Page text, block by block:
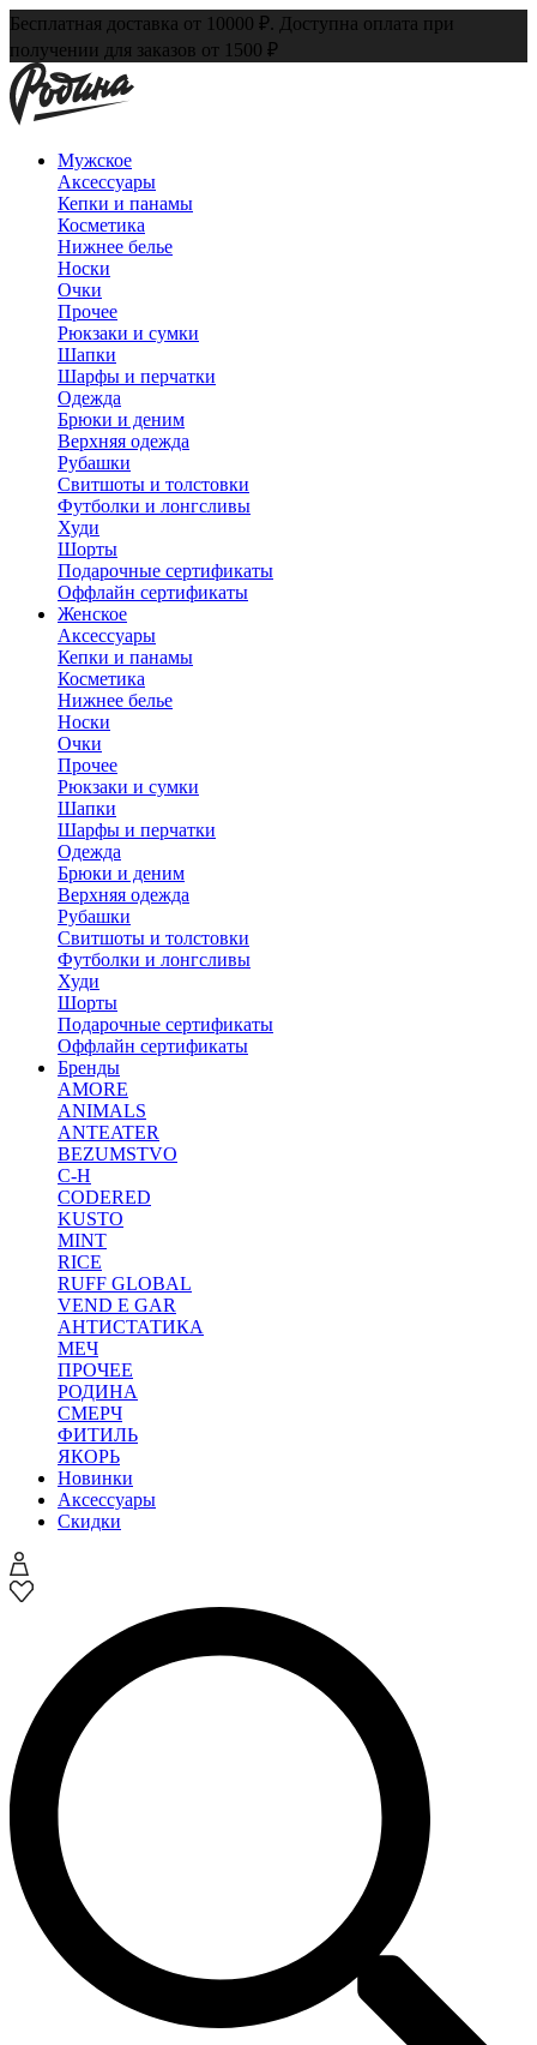
Бесплатная доставка от 10000 ₽. Доступна оплата при
получении для заказов от 1500 ₽
Мужское
Аксессуары
Кепки и панамы
Косметика
Нижнее белье
Носки
Очки
Прочее
Рюкзаки и сумки
Шапки
Шарфы и перчатки
Одежда
Брюки и деним
Верхняя одежда
Рубашки
Свитшоты и толстовки
Футболки и лонгсливы
Худи
Шорты
Подарочные сертификаты
Оффлайн сертификаты
Женское
Аксессуары
Кепки и панамы
Косметика
Нижнее белье
Носки
Очки
Прочее
Рюкзаки и сумки
Шапки
Шарфы и перчатки
Одежда
Брюки и деним
Верхняя одежда
Рубашки
Свитшоты и толстовки
Футболки и лонгсливы
Худи
Шорты
Подарочные сертификаты
Оффлайн сертификаты
Бренды
AMORE
ANIMALS
ANTEATER
BEZUMSTVO
C-H
CODERED
KUSTO
MINT
RICE
RUFF GLOBAL
VEND E GAR
АНТИСТАТИКА
МЕЧ
ПРОЧЕЕ
РОДИНА
СМЕРЧ
ФИТИЛЬ
ЯКОРЬ
Новинки
Аксессуары
Скидки